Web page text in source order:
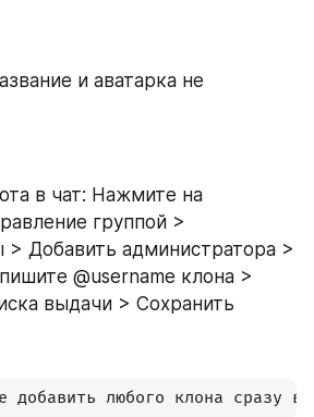
и аватарка не
в чат: Нажмите на
группой >
Добавить администратора >
@username клона >
выдачи > Сохранить